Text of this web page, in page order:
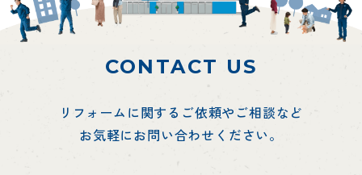
CONTACT US
リフォームに関するご依頼やご相談など
お気軽にお問い合わせください。